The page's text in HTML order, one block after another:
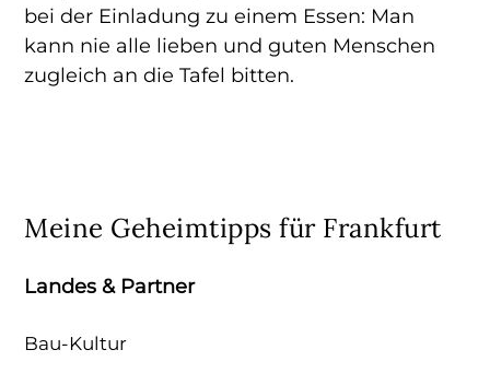
bei der Einladung zu einem Essen: Man
kann nie alle lieben und guten Menschen
zugleich an die Tafel bitten.
Meine Geheimtipps für Frankfurt
Landes & Partner
Bau-Kultur